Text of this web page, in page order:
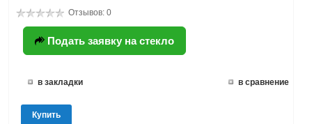
Отзывов: 0
Подать заявку на стекло
в закладки в сравнение
Купить